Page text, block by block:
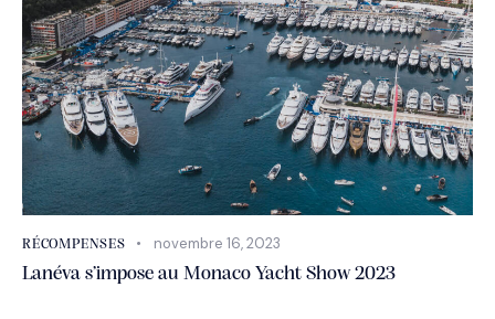
RÉCOMPENSES novembre 16, 2023
Lanéva s’impose au Monaco Yacht Show 2023